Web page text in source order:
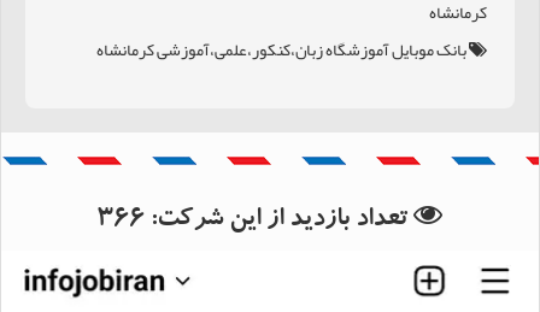
کرمانشاه
بانک موبایل آموزشگاه زبان،کنکور،علمی،آموزشی کرمانشاه
بانک اطلاعات استان کرمانشاه
بانک اطلاعات شهرستان کرمانشاه
تعداد بازدید از این شرکت: 366